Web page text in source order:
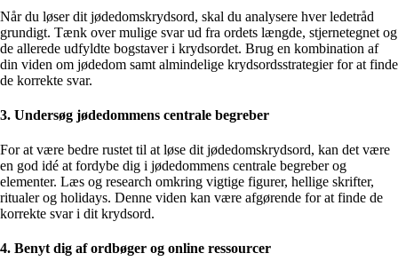
Når du løser dit jødedomskrydsord, skal du analysere hver ledetråd
grundigt. Tænk over mulige svar ud fra ordets længde, stjernetegnet og
de allerede udfyldte bogstaver i krydsordet. Brug en kombination af
din viden om jødedom samt almindelige krydsordsstrategier for at finde
de korrekte svar.
3. Undersøg jødedommens centrale begreber
For at være bedre rustet til at løse dit jødedomskrydsord, kan det være
en god idé at fordybe dig i jødedommens centrale begreber og
elementer. Læs og research omkring vigtige figurer, hellige skrifter,
ritualer og holidays. Denne viden kan være afgørende for at finde de
korrekte svar i dit krydsord.
4. Benyt dig af ordbøger og online ressourcer